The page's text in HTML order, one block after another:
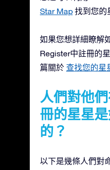
Star Map 找到您的
如果您想詳細瞭解
Register中註冊的
篇關於 查找您的星
人們對他
冊的星星
的？
以下是幾條人們對